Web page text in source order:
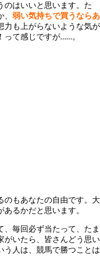
のはいいと思います。た
弱い気持ちで買うならあ
力も上がらないような気が
て感じですが......。
のもあなたの自由です。大
るかだと思います。
毎回必ず当たって、たま
がいたら、皆さんどう思い
人は、競馬で勝つことは